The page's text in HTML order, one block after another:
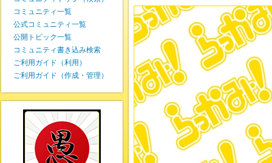
コミュニティ一覧
公式コミュニティ一覧
公開トピック一覧
コミュニティ書き込み検索
ご利用ガイド（利用）
ご利用ガイド（作成・管理）